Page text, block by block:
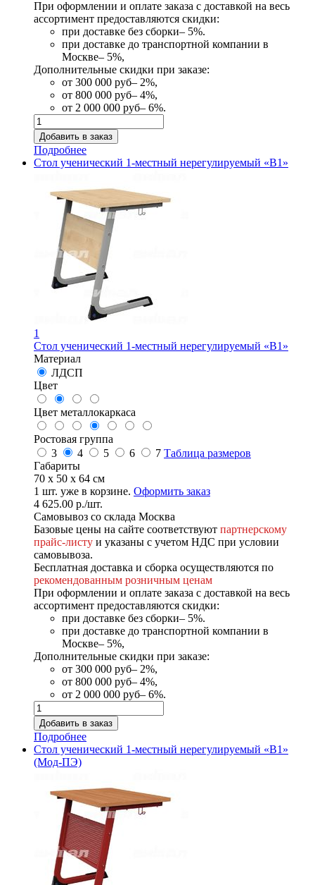
При оформлении и оплате заказа с доставкой на весь
ассортимент предоставляются скидки:
при доставке без сборки– 5%.
при доставке до транспортной компании в
Москве– 5%,
Дополнительные скидки при заказе:
от 300 000 руб– 2%,
от 800 000 руб– 4%,
от 2 000 000 руб– 6%.
Подробнее
Стол ученический 1-местный нерегулируемый «В1»
1
Стол ученический 1-местный нерегулируемый «В1»
Материал
ЛДСП
Цвет
Цвет металлокаркаса
Ростовая группа
3
4 5 6 7 Таблица размеров
Габариты
70 x 50 x 64 см
1 шт. уже в корзине. Оформить заказ
4 625.00 р./шт.
Самовывоз со склада Москва
Базовые цены на сайте соответствуют партнерскому
прайс-листу и указаны с учетом НДС при условии
самовывоза.
Бесплатная доставка и сборка осуществляются по
рекомендованным розничным ценам
При оформлении и оплате заказа с доставкой на весь
ассортимент предоставляются скидки:
при доставке без сборки– 5%.
при доставке до транспортной компании в
Москве– 5%,
Дополнительные скидки при заказе:
от 300 000 руб– 2%,
от 800 000 руб– 4%,
от 2 000 000 руб– 6%.
Подробнее
Стол ученический 1-местный нерегулируемый «В1»
(Мод-ПЭ)